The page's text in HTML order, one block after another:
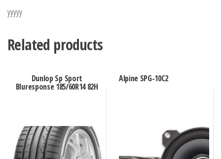
yyyyy
Related products
Dunlop Sp Sport
Bluresponse 185/60R14 82H
Alpine SPG-10C2